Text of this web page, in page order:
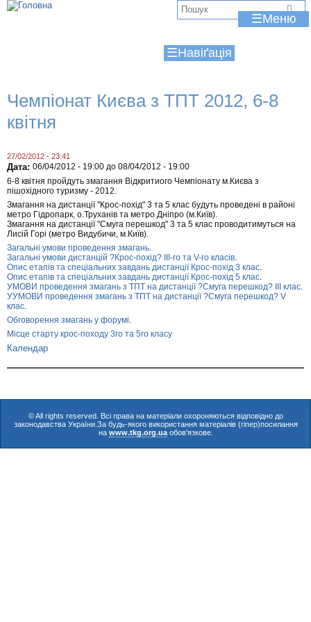
Jump to navigation
☰
☰
Чемпіонат Києва з ТПТ 2012, 6-8
квітня
27/02/2012 - 23:41
Дата: 06/04/2012 - 19:00 до 08/04/2012 - 19:00
6-8 квітня пройдуть змагання Відкритиого Чемпіонату м.Києва з
пішохідного туризму - 2012.
Змагання на дистанції "Крос-похід" 3 та 5 клас будуть проведені в районі
метро Гідропарк, о.Труханів та метро Дніпро (м.Київ).
Змагання на дистанції "Смуга перешкод" 3 та 5 клас проводитимуться на
Лисій Горі (метро Видубичи, м.Київ).
Загальні умови проведення змагань.
Загальні умови дистанцій ?Крос-похід? III-го та V-го класів.
Опис етапів та спеціальних завдань дистанції Крос-похід 3 клас.
Опис етапів та спеціальних завдань дистанції Крос-похід 5 клас.
УМОВИ проведення змагань з ТПТ на дистанції ?Смуга перешкод? ІІІ клас.
УУМОВИ проведення змагань з ТПТ на дистанції ?Смуга перешкод? V
клас.
Обговорення змагань у форумі.
Місце старту крос-походу 3го та 5го класу
Календар
© All rights reserved. Всі права на матеріали охороняються відповідно до
законодавства України.За будь-якого використання матеріалів (гіпер)посилання
на www.tkg.org.uaобов'язкове.